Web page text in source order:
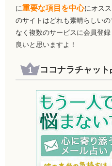
に重要な項目を中心にオス
のサイトはどれも素晴らしい
なく複数のサービスに会員登
良いと思いますよ！
ココナラチャット